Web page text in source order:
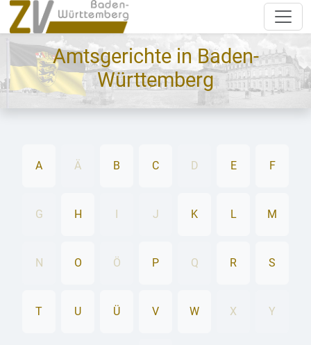
Amtsgerichte in Baden-
Württemberg
A Ä B C D E F
G H J K L M
N O Ö P Q R S
T U Ü V W X Y